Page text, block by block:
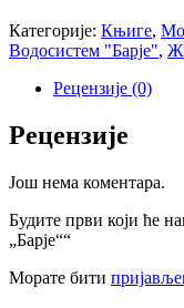
Категорије: Књиге,
Водосистем "Барје",
Рецензије (0)
Рецензије
Још нема коментара.
Будите први који ће
„Барје““
Морате бити